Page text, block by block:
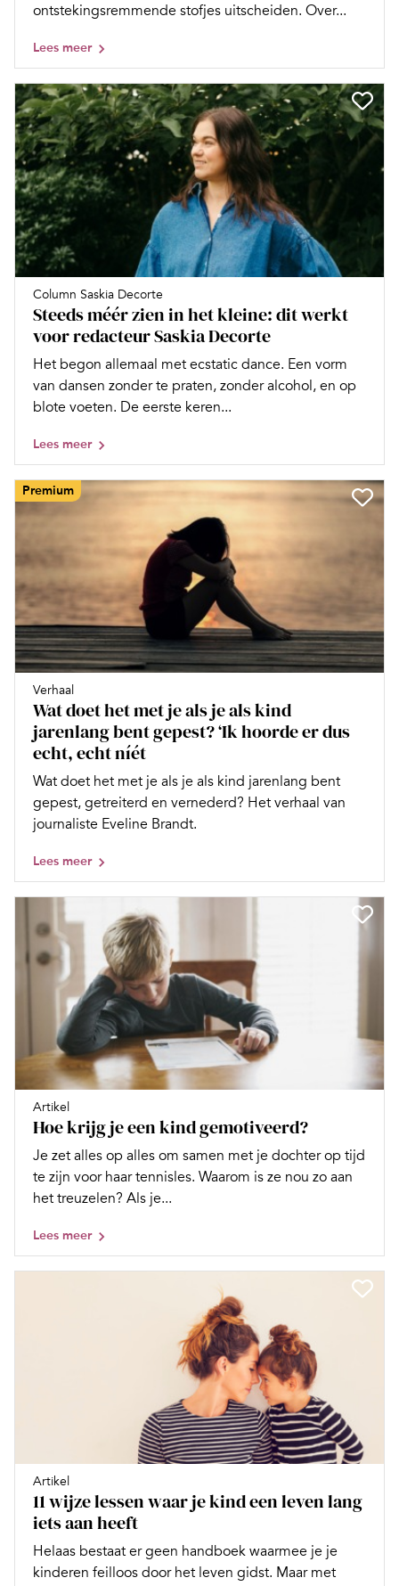
ontstekingsremmende stofjes uitscheiden. Over...
Lees meer
Column Saskia Decorte
Steeds méér zien in het kleine: dit werkt
voor redacteur Saskia Decorte
Het begon allemaal met ecstatic dance. Een vorm
van dansen zonder te praten, zonder alcohol, en op
blote voeten. De eerste keren...
Lees meer
Premium
Verhaal
Wat doet het met je als je als kind
jarenlang bent gepest? ‘Ik hoorde er dus
echt, echt níét
Wat doet het met je als je als kind jarenlang bent
gepest, getreiterd en vernederd? Het verhaal van
journaliste Eveline Brandt.
Lees meer
Artikel
Hoe krijg je een kind gemotiveerd?
Je zet alles op alles om samen met je dochter op tijd
te zijn voor haar tennisles. Waarom is ze nou zo aan
het treuzelen? Als je...
Lees meer
Artikel
11 wijze lessen waar je kind een leven lang
iets aan heeft
Helaas bestaat er geen handboek waarmee je je
kinderen feilloos door het leven gidst. Maar met